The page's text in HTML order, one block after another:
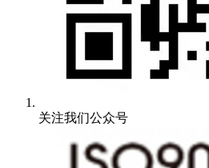
关注我们公众号